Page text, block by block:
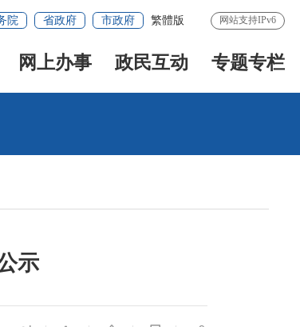
院 省政府 市政府 繁體版 网站支持IPv6
网上办事 政民互动 专题专栏
示